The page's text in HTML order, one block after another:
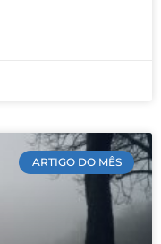
ARTIGO DO MÊS